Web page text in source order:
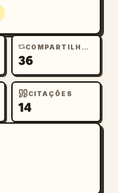
COMPARTILHAMENTOS
36
CITAÇÕES
14